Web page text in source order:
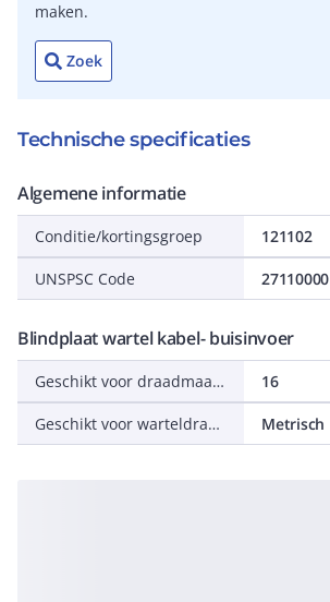
maken.
Zoek
Technische specificaties
Algemene informatie
Conditie/kortingsgroep 121102
UNSPSC Code 27110000
Blindplaat wartel kabel- buisinvoer
Geschikt voor draadmaat metrisch/Pg 16
Geschikt voor warteldraadsoort Metrisch